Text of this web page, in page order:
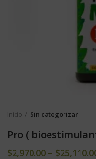
Inicio Sin categorizar
Pro (
$2,970.00 – $